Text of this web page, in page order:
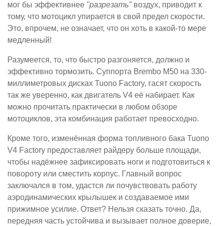
мог бы эффективнее "разрезать" воздух, приводит к
тому, что мотоцикл упирается в свой предел скорости.
Это, впрочем, не означает, что он хоть в какой-то мере
медленный!
Разумеется, то, что быстро разгоняется, должно и
эффективно тормозить. Суппорта Brembo M50 на 330-
миллиметровых дисках Tuono Factory, гасят скорость
так же уверенно, как двигатель V4 её набирает. Как
можно прочитать практически в любом обзоре
мотоциклов, эта комбинация работает превосходно.
Кроме того, изменённая форма топливного бака Tuono
V4 Factory предоставляет райдеру больше площади,
чтобы надёжнее зафиксировать ноги и подготовиться к
повороту или сместить корпус. Главный вопрос
заключался в том, удастся ли почувствовать работу
аэродинамических крылышек и создаваемое ими
прижимное усилие. Ответ? Нельзя сказать точно. Да,
передняя часть устойчива и вызывает полное доверие,